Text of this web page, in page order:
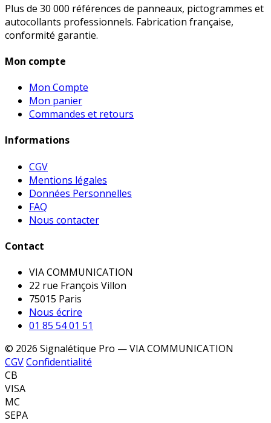
Plus de 30 000 références de panneaux, pictogrammes et
autocollants professionnels. Fabrication française,
conformité garantie.
Mon compte
Mon Compte
Mon panier
Commandes et retours
Informations
CGV
Mentions légales
Données Personnelles
FAQ
Nous contacter
Contact
VIA COMMUNICATION
22 rue François Villon
75015 Paris
Nous écrire
01 85 54 01 51
© 2026 Signalétique Pro — VIA COMMUNICATION
CGVConfidentialité
CB
VISA
MC
SEPA